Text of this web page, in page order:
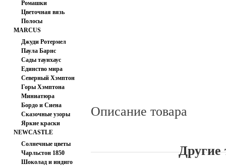
Ромашки
Цветочная вязь
Полосы
MARCUS
Джуди Ротермел
Паула Барнс
Сады таунхаус
Единство мира
Северный Хэмптон
Горы Хэмптона
Миниатюра
Бордо и Сиена
Сказочные узоры
Яркие краски
NEWCASTLE
FABRICS
Солнечные цветы
Чарльстон 1850
Шоколад и индиго
Описание товара
Другие